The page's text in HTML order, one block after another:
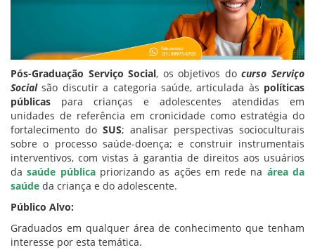
Pós-Graduação Serviço Social, os objetivos docurso Serviço
Socialsão discutir a categoria saúde, articulada às políticas
públicas para crianças e adolescentes atendidas em
unidades de referência em cronicidade como estratégia do
fortalecimento do SUS; analisar perspectivas socioculturais
sobre o processo saúde-doença; e construir instrumentais
interventivos, com vistas à garantia de direitos aos usuários
dasaúde públicapriorizando as ações em rede na área da
saúde da criança e do adolescente.
Público Alvo:
Graduados em qualquer área de conhecimento que tenham
interesse por esta temática.